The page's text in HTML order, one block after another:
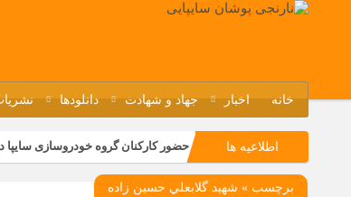
خانه اخبار جهاد و شهادت دانلودها
اطلاعیه ها حضور کارکنان گروه خودروسازی
مسابقات ورزشی در مگاموتوربا
برچسب » شهيد گلابعلي حسين زاده